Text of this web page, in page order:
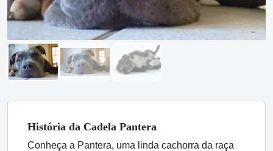
História da Cadela Pantera
Conheça a Pantera, uma linda cachorra da raça